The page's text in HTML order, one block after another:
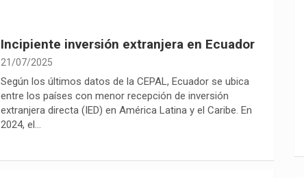
Incipiente inversión extranjera en Ecuador
21/07/2025
Según los últimos datos de la CEPAL, Ecuador se ubica
entre los países con menor recepción de inversión
extranjera directa (IED) en América Latina y el Caribe. En
2024, el…